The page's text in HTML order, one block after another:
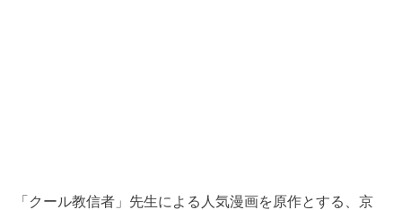
「クール教信者」先生による人気漫画を原作とする、京